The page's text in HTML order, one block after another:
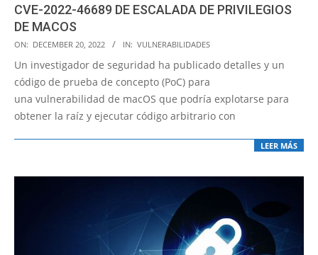
CVE-2022-46689 DE ESCALADA DE PRIVILEGIOS
DE MACOS
2022-
12-
20
ON: DECEMBER 20, 2022 IN: VULNERABILIDADES
Un investigador de seguridad ha publicado detalles y un
código de prueba de concepto (PoC) para
una vulnerabilidad de macOS que podría explotarse para
obtener la raíz y ejecutar código arbitrario con
LEER MÁS